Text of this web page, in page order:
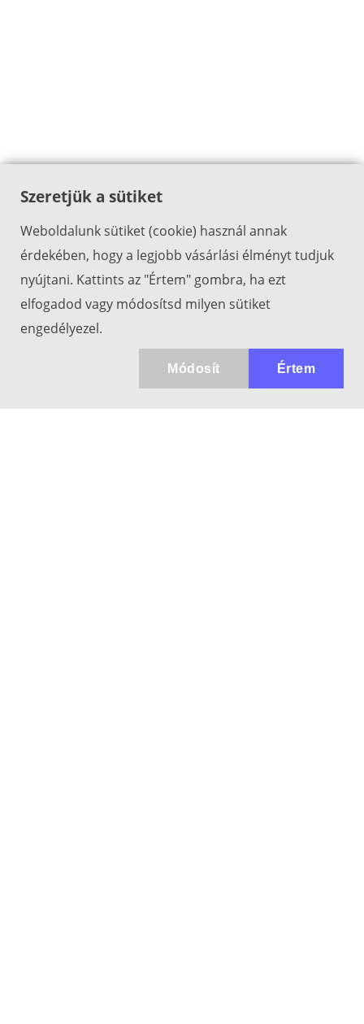
Szeretjük a sütiket
Weboldalunk sütiket (cookie) használ annak
érdekében, hogy a legjobb vásárlási élményt tudjuk
nyújtani. Kattints az "Értem" gombra, ha ezt
elfogadod vagy módosítsd milyen sütiket
engedélyezel.
Értem
Módosít